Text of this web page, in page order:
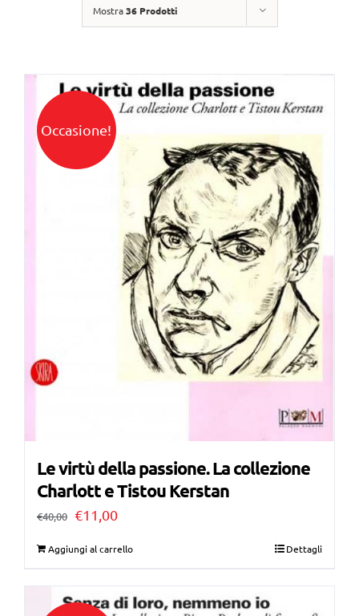
Mostra36 Prodotti
Occasione!
Le virtù della passione. La collezione
Charlott e Tistou Kerstan
€40,00 Il
€11,00Il
Aggiungi al carrello Dettagli